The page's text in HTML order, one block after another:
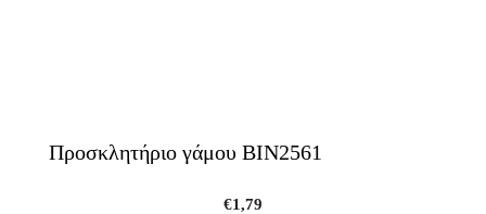
Προσκλητήριο γάμου ΒΙΝ2561
€1,79